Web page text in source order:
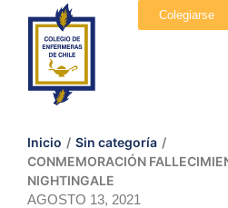
Colegiarse
Inicio / Sin categoría /
CONMEMORACIÓN
NIGHTINGALE
AGOSTO 13, 2021